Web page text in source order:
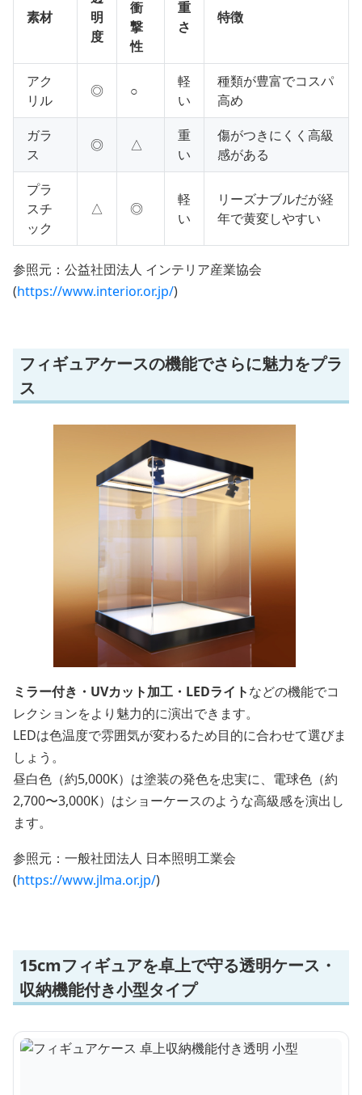
素材
明
度
衝
撃
性
重
さ
特徴
アク
リル
◎ ○
軽
い
種類が豊富でコスパ
高め
ガラ
ス
◎ △
重
い
傷がつきにくく高級
感がある
プラ
スチ
ック
△ ◎
軽
い
リーズナブルだが経
年で黄変しやすい
参照元：公益社団法人 インテリア産業協会
(https://www.interior.or.jp/)
フィギュアケースの機能でさらに魅力をプラ
ス
ミラー付き・UVカット加工・LEDライトなどの機能でコ
レクションをより魅力的に演出できます。
LEDは色温度で雰囲気が変わるため目的に合わせて選びま
しょう。
昼白色（約5,000K）は塗装の発色を忠実に、電球色（約
2,700〜3,000K）はショーケースのような高級感を演出し
ます。
参照元：一般社団法人 日本照明工業会
(https://www.jlma.or.jp/)
15cmフィギュアを卓上で守る透明ケース・
収納機能付き小型タイプ